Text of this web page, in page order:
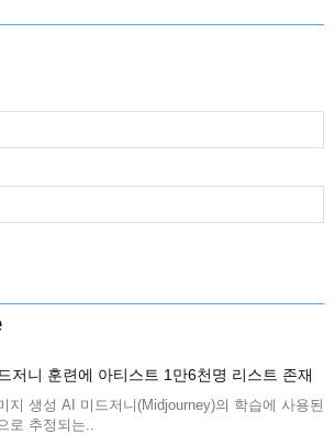
저니 훈련에 아티스트 1만6천명 리스트 존재
지 생성 AI 미드저니(Midjourney)의 학습에 사용된
로 추정되는..